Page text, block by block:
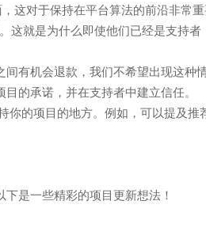
这对于保持在平台算法的前沿非常重
这就是为什么即使他们已经是支持者
有机会退款，我们不希望出现这种
的承诺，并在支持者中建立信任。
你的项目的地方。例如，可以提及推
是一些精彩的项目更新想法！